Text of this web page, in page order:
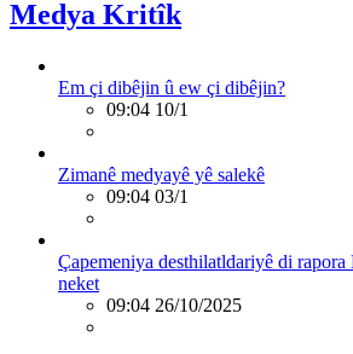
Medya Kritîk
Em çi dibêjin û ew çi dibêjin?
09:04 10/1
Zimanê medyayê yê salekê
09:04 03/1
Çapemeniya desthilatldariyê di
neket
09:04 26/10/2025